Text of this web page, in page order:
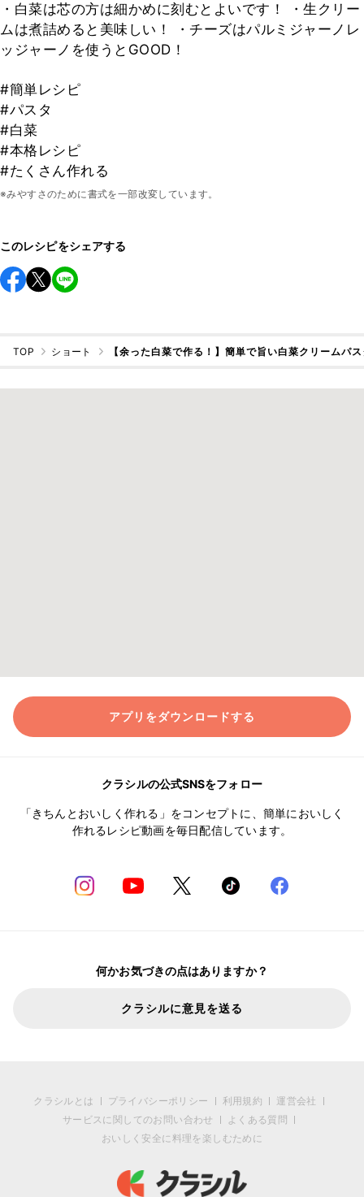
・白菜は芯の方は細かめに刻むとよいです！ ・生クリー
ムは煮詰めると美味しい！ ・チーズはパルミジャーノレ
ッジャーノを使うとGOOD！
#簡単レシピ
#パスタ
#白菜
#本格レシピ
#たくさん作れる
※みやすさのために書式を一部改変しています。
このレシピをシェアする
TOP ショート 【余った白菜で作る！】簡単で旨い白菜クリームパ
アプリをダウンロードする
クラシルの公式SNSをフォロー
「きちんとおいしく作れる」をコンセプトに、簡単においしく
作れるレシピ動画を毎日配信しています。
何かお気づきの点はありますか？
クラシルに意見を送る
クラシルとは プライバシーポリシー 利用規約
運営会社
サービスに関してのお問い合わせ
よくある質問
おいしく安全に料理を楽しむために